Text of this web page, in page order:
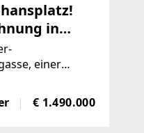
in
einer
€ 1.490.000